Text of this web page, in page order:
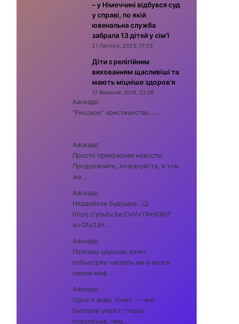
– у Німеччині відбувся суд
у справі, по якій
ювенальна служба
забрала 13 дітей у сім’ї
21 Лютого, 2023, 17:29
Діти з релігійним
вихованням щасливіші та
мають міцніше здоров’я
12 Вересня, 2019, 22:06
Авокадо
"Рисовое" христианство......
Авокадо
Просто прекрасная новость!
Продолжайте, пожалуйста, в том
же...
Авокадо
Недалёкое будущее...😉
https://youtu.be/OvVxY4mX3io?
si=Dfu2JH...
Авокадо
Поэтому церковь хочет
побыстрее насрать им в мозги
своим миф...
Авокадо
Одно я знаю точно — чем
быстрее умрёт старое
поколение, чем...